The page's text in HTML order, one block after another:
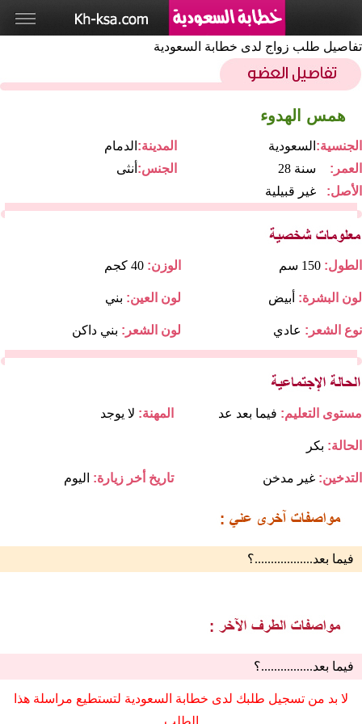
تفاصيل طلب زواج لدى خطابة السعودية
همس الهدوء
الدمام المدينة: السعودية الجنسية:
أنثى الجنس: 28 سنة
العمر:
غير قبيلية
الأصل:
الوزن: 40 كجم الطول: 150 سم
لون العين: بني لون البشرة: أبيض
لون الشعر: بني داكن نوع الشعر: عادي
المهنة: لا يوجد مستوى التعليم: فيما بعد عد
الحالة: بكر
تاريخ أخر زيارة: اليوم التدخين: غير مدخن
فيما بعد..................؟
فيما بعد................؟
لا بد من تسجيل طلبك لدى خطابة السعودية لتستطيع مراسلة هذا
الطلب